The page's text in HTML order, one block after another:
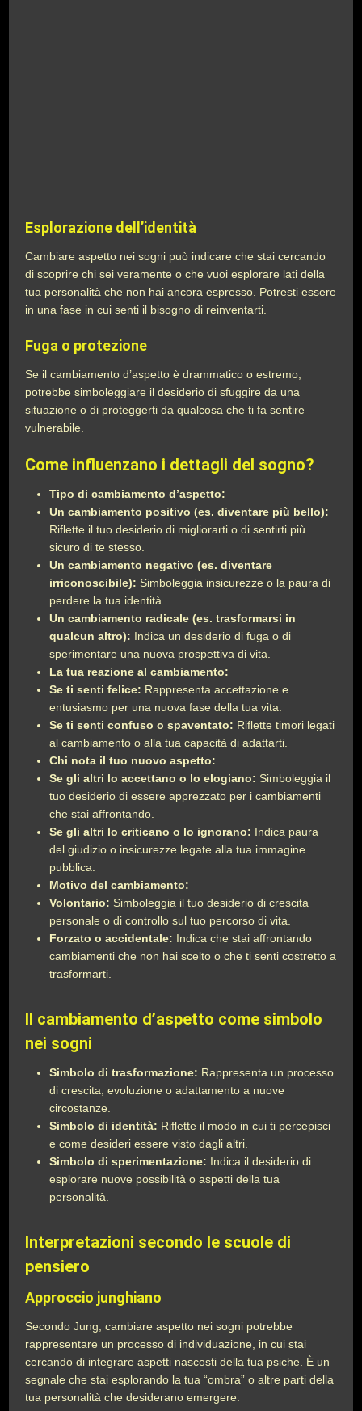
Esplorazione dell’identità
Cambiare aspetto nei sogni può indicare che stai cercando
di scoprire chi sei veramente o che vuoi esplorare lati della
tua personalità che non hai ancora espresso. Potresti essere
in una fase in cui senti il bisogno di reinventarti.
Fuga o protezione
Se il cambiamento d’aspetto è drammatico o estremo,
potrebbe simboleggiare il desiderio di sfuggire da una
situazione o di proteggerti da qualcosa che ti fa sentire
vulnerabile.
Come influenzano i dettagli del sogno?
Tipo di cambiamento d’aspetto:
Un cambiamento positivo (es. diventare più bello):
Riflette il tuo desiderio di migliorarti o di sentirti più
sicuro di te stesso.
Un cambiamento negativo (es. diventare
irriconoscibile): Simboleggia insicurezze o la paura di
perdere la tua identità.
Un cambiamento radicale (es. trasformarsi in
qualcun altro): Indica un desiderio di fuga o di
sperimentare una nuova prospettiva di vita.
La tua reazione al cambiamento:
Se ti senti felice: Rappresenta accettazione e
entusiasmo per una nuova fase della tua vita.
Se ti senti confuso o spaventato: Riflette timori legati
al cambiamento o alla tua capacità di adattarti.
Chi nota il tuo nuovo aspetto:
Se gli altri lo accettano o lo elogiano: Simboleggia il
tuo desiderio di essere apprezzato per i cambiamenti
che stai affrontando.
Se gli altri lo criticano o lo ignorano: Indica paura
del giudizio o insicurezze legate alla tua immagine
pubblica.
Motivo del cambiamento:
Volontario: Simboleggia il tuo desiderio di crescita
personale o di controllo sul tuo percorso di vita.
Forzato o accidentale: Indica che stai affrontando
cambiamenti che non hai scelto o che ti senti costretto a
trasformarti.
Il cambiamento d’aspetto come simbolo
nei sogni
Simbolo di trasformazione: Rappresenta un processo
di crescita, evoluzione o adattamento a nuove
circostanze.
Simbolo di identità: Riflette il modo in cui ti percepisci
e come desideri essere visto dagli altri.
Simbolo di sperimentazione: Indica il desiderio di
esplorare nuove possibilità o aspetti della tua
personalità.
Interpretazioni secondo le scuole di
pensiero
Approccio junghiano
Secondo Jung, cambiare aspetto nei sogni potrebbe
rappresentare un processo di individuazione, in cui stai
cercando di integrare aspetti nascosti della tua psiche. È un
segnale che stai esplorando la tua “ombra” o altre parti della
tua personalità che desiderano emergere.